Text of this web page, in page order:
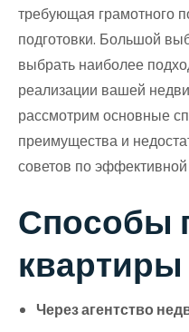
требующая грамотного
подготовки. Большой
выбрать наиболее
реализации вашей
рассмотрим основные
преимущества и
советов по
Способы
квартиры
Через агентство